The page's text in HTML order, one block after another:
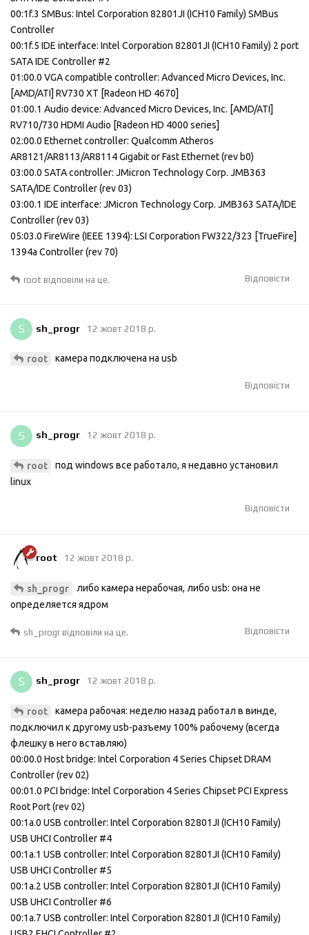
00:1f.3 SMBus: Intel Corporation 82801JI (ICH10 Family) SMBus
Controller
00:1f.5 IDE interface: Intel Corporation 82801JI (ICH10 Family) 2 port
SATA IDE Controller #2
01:00.0 VGA compatible controller: Advanced Micro Devices, Inc.
[AMD/ATI] RV730 XT [Radeon HD 4670]
01:00.1 Audio device: Advanced Micro Devices, Inc. [AMD/ATI]
RV710/730 HDMI Audio [Radeon HD 4000 series]
02:00.0 Ethernet controller: Qualcomm Atheros
AR8121/AR8113/AR8114 Gigabit or Fast Ethernet (rev b0)
03:00.0 SATA controller: JMicron Technology Corp. JMB363
SATA/IDE Controller (rev 03)
03:00.1 IDE interface: JMicron Technology Corp. JMB363 SATA/IDE
Controller (rev 03)
05:03.0 FireWire (IEEE 1394): LSI Corporation FW322/323 [TrueFire]
1394a Controller (rev 70)
Відповісти
root відповіли на це.
S sh_progr 12 жовт 2018 р.
root камера подключена на usb
Відповісти
S sh_progr 12 жовт 2018 р.
root
под windows все работало, я недавно установил
linux
Відповісти
root 12 жовт 2018 р.
sh_progr
либо камера нерабочая, либо usb: она не
определяется ядром
Відповісти
sh_progrвідповіли на це.
S sh_progr 12 жовт 2018 р.
root
камера рабочая: неделю назад работал в винде,
подключил к другому usb-разъему 100% рабочему (всегда
флешку в него вставляю)
00:00.0 Host bridge: Intel Corporation 4 Series Chipset DRAM
Controller (rev 02)
00:01.0 PCI bridge: Intel Corporation 4 Series Chipset PCI Express
Root Port (rev 02)
00:1a.0 USB controller: Intel Corporation 82801JI (ICH10 Family)
USB UHCI Controller #4
00:1a.1 USB controller: Intel Corporation 82801JI (ICH10 Family)
USB UHCI Controller #5
00:1a.2 USB controller: Intel Corporation 82801JI (ICH10 Family)
USB UHCI Controller #6
00:1a.7 USB controller: Intel Corporation 82801JI (ICH10 Family)